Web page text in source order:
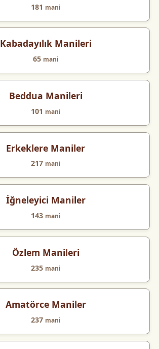
181 mani
Kabadayılık Manileri
65 mani
Beddua Manileri
101 mani
Erkeklere Maniler
217 mani
İğneleyici Maniler
143 mani
Özlem Manileri
235 mani
Amatörce Maniler
237 mani